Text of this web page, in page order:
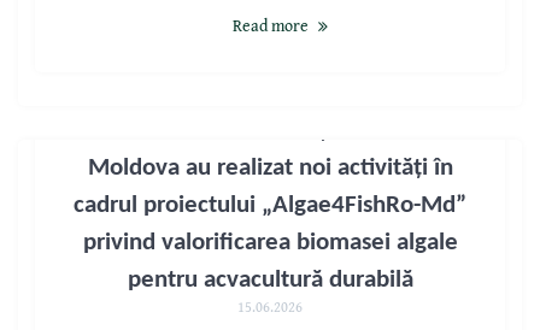
Read more
Moldova au realizat noi activități în
cadrul proiectului „Algae4FishRo-Md”
privind valorificarea biomasei algale
pentru acvacultură durabilă
15.06.2026